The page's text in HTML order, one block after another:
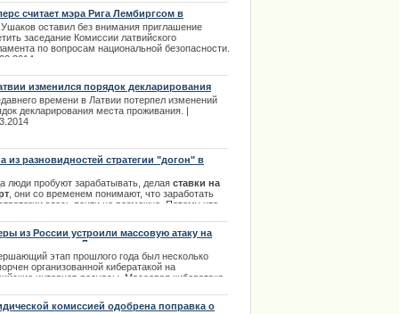
решение акционеров группы было вызвано
тяжелому
в жизни Латвии высказыванием
правления Maxima
Гинтараса Ясинскаса.
считает мэра Рига Лембиргсом в
оставил без внимания приглашение
заседание Комиссии латвийского
по вопросам национальной безопасности.
изменился порядок декларирования
проживания
времени в Латвии потерпел изменений
декларирования места проживания. |
из разновидностей стратегии "догон" в
люди пробуют зарабатывать, делая ставки на
, они со временем понимают, что заработать
здесь почти не возможно. Потому что
разные непредвиденные вещи.
из России устроили массовую атаку на
Латвии
этап прошлого года был несколько
организованной кибератакой на
интернет-ресурсы. Массовая кибератака
российских IP-адресов.
комиссией одобрена поправка о